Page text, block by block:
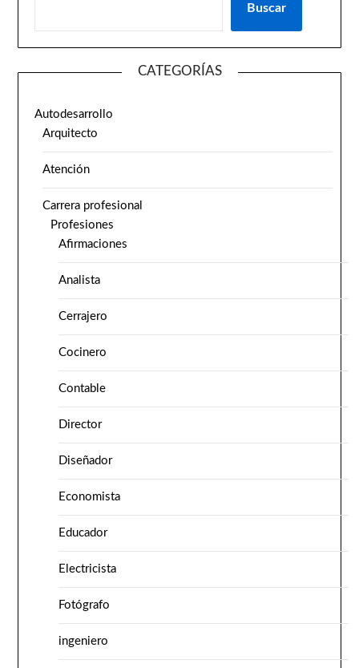
Buscar
CATEGORÍAS
Autodesarrollo
Arquitecto
Atención
Carrera profesional
Profesiones
Afirmaciones
Analista
Cerrajero
Cocinero
Contable
Director
Diseñador
Economista
Educador
Electricista
Fotógrafo
ingeniero